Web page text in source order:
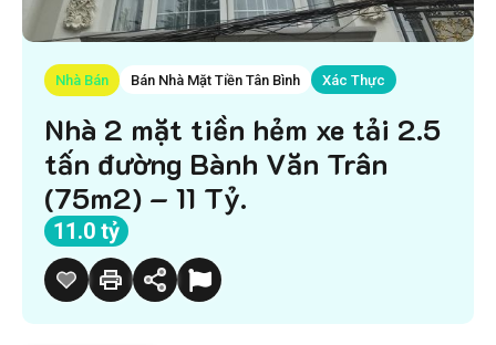
Nhà Bán Bán Nhà Mặt Tiền Tân Bình Xác Thực
Nhà 2 mặt tiền hẻm xe tải 2.5
tấn đường Bành Văn Trân
(75m2) – 11 Tỷ.
11.0 tỷ